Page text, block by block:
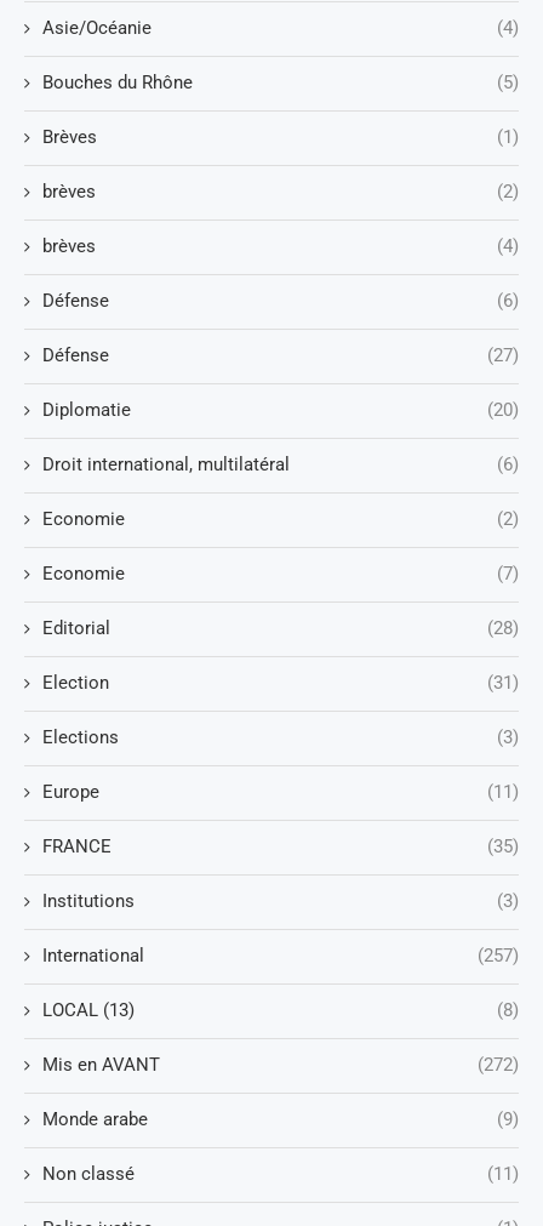
Asie/Océanie (4)
Bouches du Rhône (5)
Brèves (1)
brèves (2)
brèves (4)
Défense (6)
Défense (27)
Diplomatie (20)
Droit international, multilatéral (6)
Economie (2)
Economie (7)
Editorial (28)
Election (31)
Elections (3)
Europe (11)
FRANCE (35)
Institutions (3)
International (257)
LOCAL (13) (8)
Mis en AVANT (272)
Monde arabe (9)
Non classé (11)